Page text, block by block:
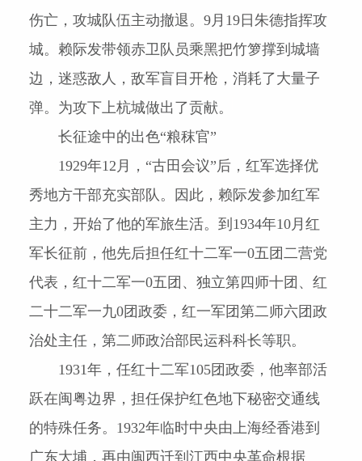
伤亡，攻城队伍主动撤退。9 月 19日朱德指挥攻
城。赖际发带领赤卫队员乘黑把竹箩撑到城墙
边，迷惑敌人，敌军盲目开枪，消耗了大量子
弹。为攻下上杭城做出了贡献。
长征途中的出色“粮秣官”
1929年12 月，“古田会议”后，红军选择优
秀地方干部充实部队。因此，赖际发参加红军
主力，开始了他的军旅生活。到 1934年10 月红
军长征前，他先后担任红十二军一0五团二营党
代表，红十二军一0五团、独立第四师十团、红
二十二军一九0团政委，红一军团第二师六团政
治处主任，第二师政治部民运科科长等职。
1931年，任红十二军105团政委，他率部活
跃在闽粤边界，担任保护红色地下秘密交通线
的特殊任务。 1932年临时中央由上海经香港到
广东大埔，再由闽西迁到江西中央革命根据